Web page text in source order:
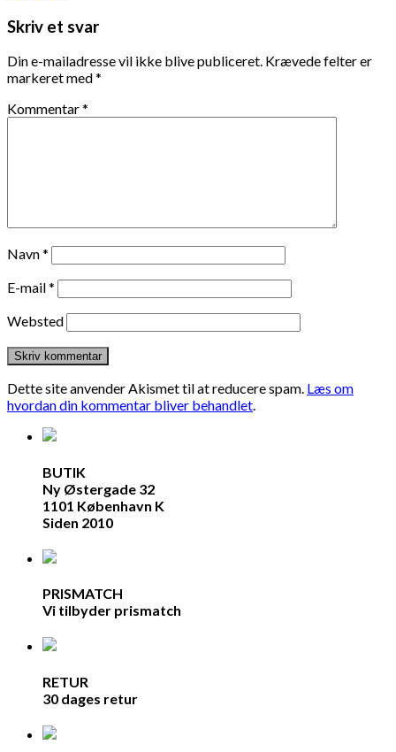
Skriv et svar
Din e-mailadresse vil ikke blive publiceret. Krævede felter er
markeret med*
Kommentar*
Navn*
E-mail*
Websted
Dette site anvender Akismet til at reducere spam. Læs om
hvordan din kommentar bliver behandlet.
BUTIK
Ny Østergade 32
1101 København K
Siden 2010
PRISMATCH
Vi tilbyder prismatch
RETUR
30 dages retur